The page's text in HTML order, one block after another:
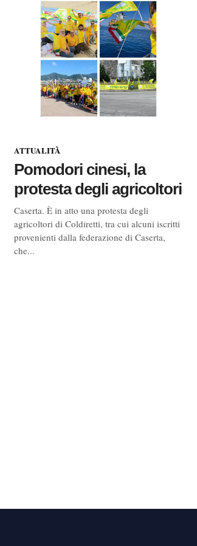
ATTUALITÀ
Pomodori cinesi, la
protesta degli agricoltori
Caserta. È in atto una protesta degli
agricoltori di Coldiretti, tra cui alcuni iscritti
provenienti dalla federazione di Caserta,
che...